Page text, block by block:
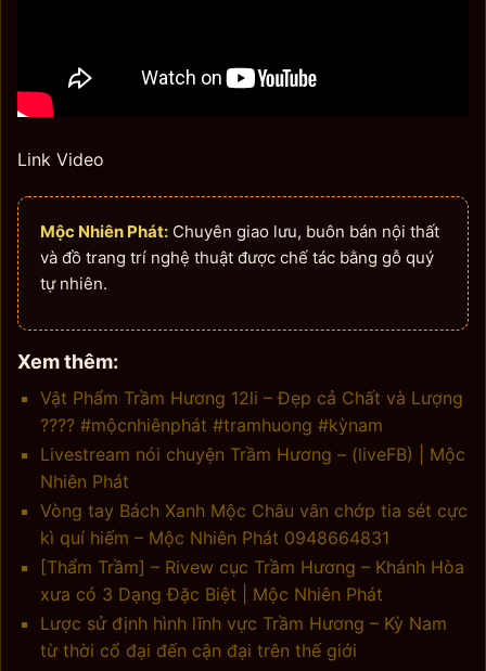
Link Video
Mộc Nhiên Phát: Chuyên giao lưu, buôn bán nội thất
và đồ trang trí nghệ thuật được chế tác bằng gỗ quý
tự nhiên.
Xem thêm:
Vật Phẩm Trầm Hương 12li – Đẹp cả Chất và Lượng
???? #mộcnhiênphát #tramhuong #kỳnam
Livestream nói chuyện Trầm Hương – (liveFB) | Mộc
Nhiên Phát
Vòng tay Bách Xanh Mộc Châu vân chớp tia sét cực
kì quí hiếm – Mộc Nhiên Phát 0948664831
[Thẩm Trầm] – Rivew cục Trầm Hương – Khánh Hòa
xưa có 3 Dạng Đặc Biệt | Mộc Nhiên Phát
Lược sử định hình lĩnh vực Trầm Hương – Kỳ Nam
từ thời cổ đại đến cận đại trên thế giới